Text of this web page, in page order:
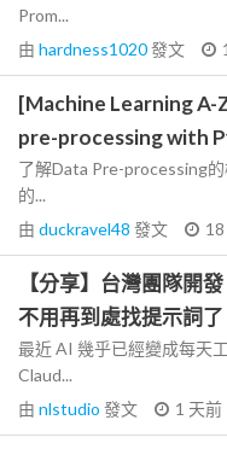
Prom...
由 hardness1020發文
[Machine Learning A-
pre-processing with
了解Data Pre-processing
的...
由 duckravel48 發文
【分享】台灣團隊開
不用再到處找提示詞了
最近 AI 幾乎已經變成每天
Claud...
由 nlstudio 發文 1 天前